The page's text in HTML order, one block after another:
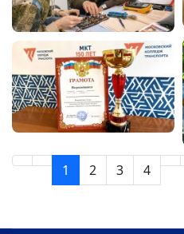
1 2 3 4